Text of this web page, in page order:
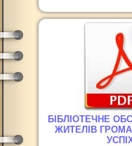
БІБЛІОТЕЧНЕ
ЖИТЕЛІВ